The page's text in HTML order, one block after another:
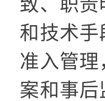
和技术手
准入管
案和事